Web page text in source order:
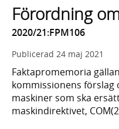
Förordning
2020/21:FPM106
Publicerad 24 maj 2021
Faktapromemoria
kommissionens
maskiner som ska
maskindirektivet,